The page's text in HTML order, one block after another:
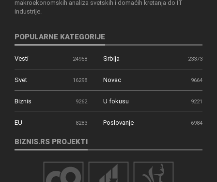
makroekonomskih analiza svetskih i domaćih kretanja do IT
industrije.
POPULARNE KATEGORIJE
Vesti 24958 Srbija 23373
Svet 16298 Novac 9664
Biznis 9262 U fokusu 9221
EU 8283 Poslovanje 6984
BIZNIS.RS PROJEKTI